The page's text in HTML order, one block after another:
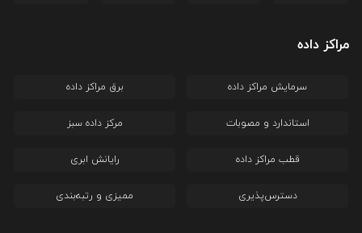
مراکز داده
سرمایش مراکز داده برق مراکز داده
استاندارد و مصوبات مرکز داده سبز
قطب مراکز داده رایانش ابری
دسترس‌پذیری ممیزی و رتبه‌بندی